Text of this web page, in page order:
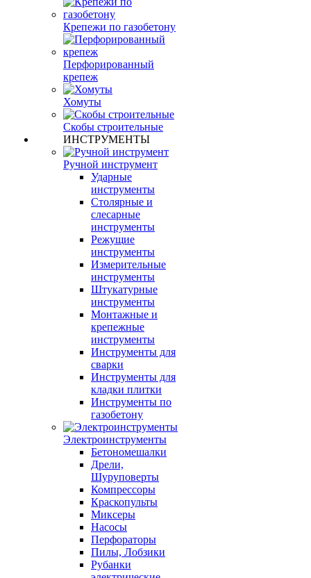
Крепежи по газобетону
Перфорированный
крепеж
Хомуты
Скобы строительные
ИНСТРУМЕНТЫ
Ручной инструмент
Ударные
инструменты
Столярные и
слесарные
инструменты
Режущие
инструменты
Измерительные
инструменты
Штукатурные
инструменты
Монтажные и
крепежные
инструменты
Инструменты для
сварки
Инструменты для
кладки плитки
Инструменты по
газобетону
Электроинструменты
Бетономешалки
Дрели,
Шуруповерты
Компрессоры
Краскопульты
Миксеры
Насосы
Перфораторы
Пилы, Лобзики
Рубанки